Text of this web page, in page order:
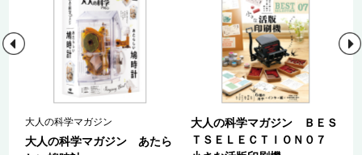
大人の科学マガジン
大人の科学マガジン あたら
大人の科学マガジン ＢＥＳ
ＴＳＥＬＥＣＴＩＯＮ０７